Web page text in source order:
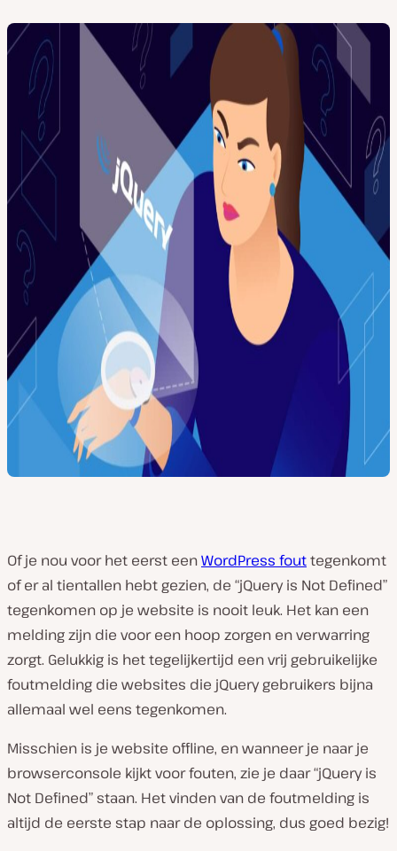
Of je nou voor het eerst eenWordPress fouttegenkomt
of er al tientallen hebt gezien, de “jQuery is Not Defined”
tegenkomen op je website is nooit leuk. Het kan een
melding zijn die voor een hoop zorgen en verwarring
zorgt. Gelukkig is het tegelijkertijd een vrij gebruikelijke
foutmelding die websites die jQuery gebruikers bijna
allemaal wel eens tegenkomen.
Misschien is je website offline, en wanneer je naar je
browserconsole kijkt voor fouten, zie je daar “jQuery is
Not Defined” staan. Het vinden van de foutmelding is
altijd de eerste stap naar de oplossing, dus goed bezig!